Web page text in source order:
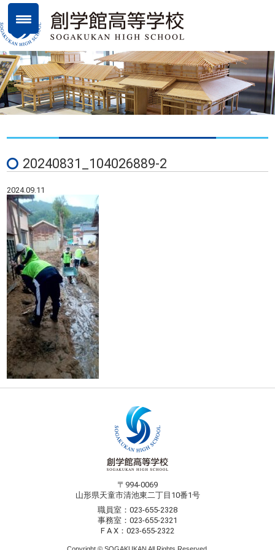
20240831_104026889-2
2024.09.11
〒994-0069
山形県天童市清池東二丁目10番1号
職員室：023-655-2328
事務室：023-655-2321
F A X：023-655-2322